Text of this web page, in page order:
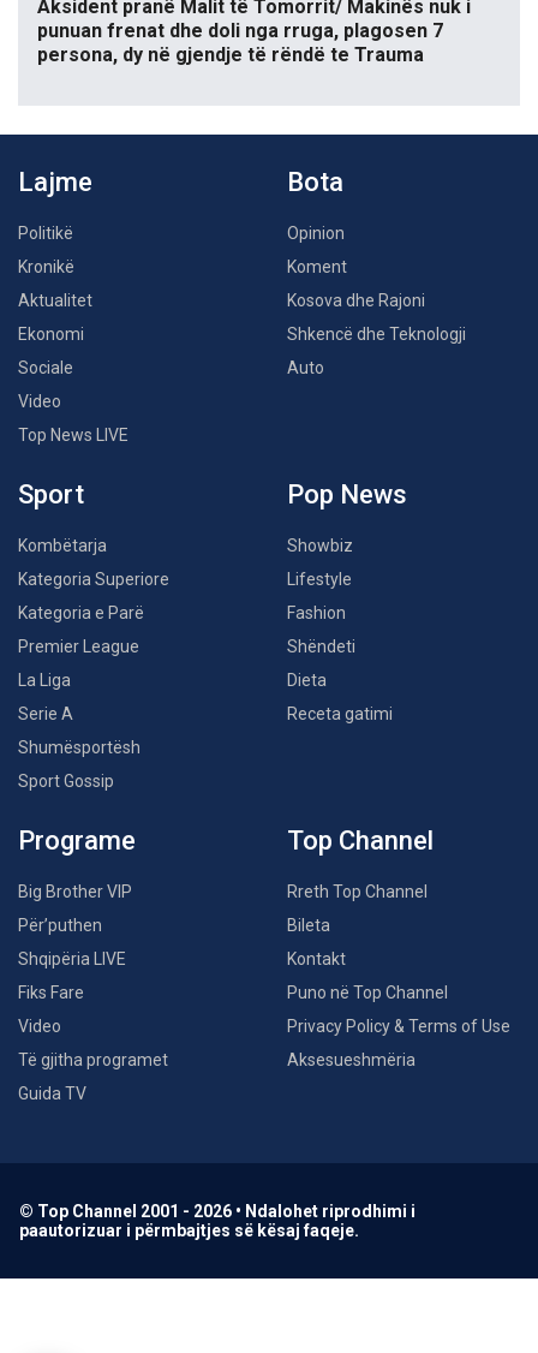
Aksident pranë Malit të Tomorrit/ Makinës nuk i
punuan frenat dhe doli nga rruga, plagosen 7
persona, dy në gjendje të rëndë te Trauma
Lajme
Politikë
Kronikë
Aktualitet
Ekonomi
Sociale
Video
Top News LIVE
Bota
Opinion
Koment
Kosova dhe Rajoni
Shkencë dhe Teknologji
Auto
Sport
Kombëtarja
Kategoria Superiore
Kategoria e Parë
Premier League
La Liga
Serie A
Shumësportësh
Sport Gossip
Pop News
Showbiz
Lifestyle
Fashion
Shëndeti
Dieta
Receta gatimi
Programe
Big Brother VIP
Për’puthen
Shqipëria LIVE
Fiks Fare
Video
Të gjitha programet
Guida TV
Top Channel
Rreth Top Channel
Bileta
Kontakt
Puno në Top Channel
Privacy Policy & Terms of Use
Aksesueshmëria
© Top Channel 2001 - 2026 • Ndalohet riprodhimi i
paautorizuar i përmbajtjes së kësaj faqeje.